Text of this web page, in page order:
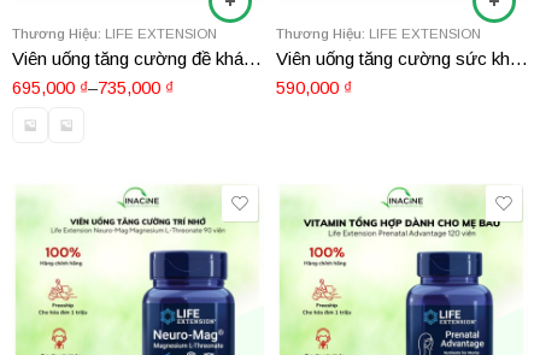
Thương Hiệu: LIFE EXTENSION
Viên uống tăng cường đề kháng Life Extension Two-Per-Day Multivitamin
695,000 ₫–735,000 ₫
Thương Hiệu: LIFE EXTENSION
Viên uống tăng cường sức khoẻ Life Extension Super Selenium Complex & Vitamin E 100 viên
590,000 ₫